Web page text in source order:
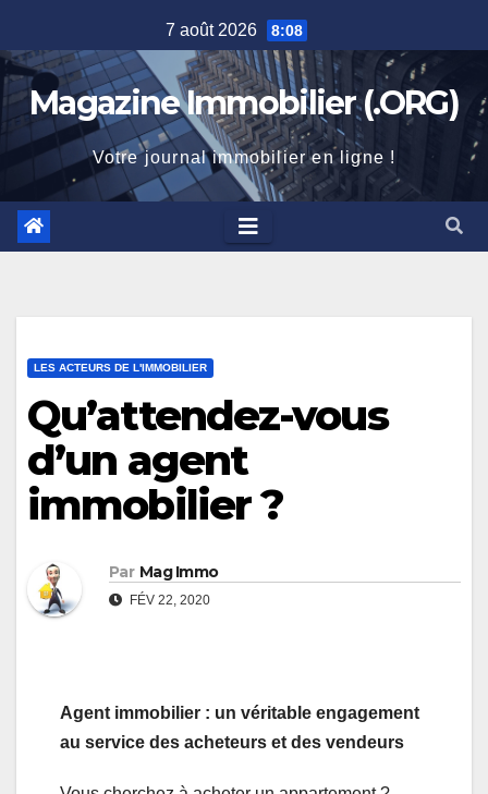
to
content
7 août 2026 8:08
Magazine Immobilier (.ORG)
Votre journal immobilier en ligne !
LES ACTEURS DE L'IMMOBILIER
Qu’attendez-vous
d’un agent
immobilier ?
Par Mag Immo
FÉV 22, 2020
Agent immobilier : un véritable engagement
au service des acheteurs et des vendeurs